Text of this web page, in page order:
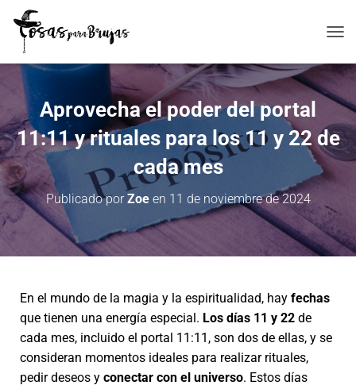
M
I
R
M
D
E
N
A
Aprovecha el poder del portal
11:11 y rituales para los 11 y 22 de
cada mes
Publicado porZoeen 11 de noviembre de 2024
En el mundo de la magia y la espiritualidad, hay fechas
que tienen una energía especial. Los días 11 y 22 de
cada mes, incluido el portal 11:11, son dos de ellas, y se
consideran momentos ideales para realizar rituales,
pedir deseos y conectar con el universo. Estos días